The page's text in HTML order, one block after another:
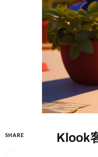
SHARE Klook